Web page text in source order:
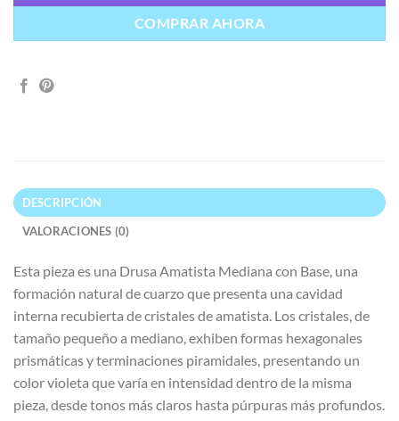
COMPRAR AHORA
DESCRIPCIÓN
VALORACIONES (0)
Esta pieza es una Drusa Amatista Mediana con Base, una
formación natural de cuarzo que presenta una cavidad
interna recubierta de cristales de amatista. Los cristales, de
tamaño pequeño a mediano, exhiben formas hexagonales
prismáticas y terminaciones piramidales, presentando un
color violeta que varía en intensidad dentro de la misma
pieza, desde tonos más claros hasta púrpuras más profundos.